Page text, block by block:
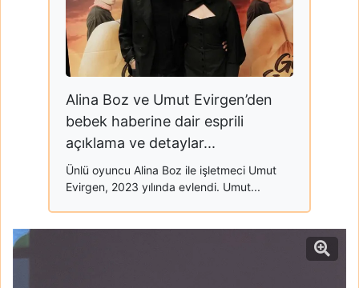
Alina Boz ve Umut Evirgen’den
bebek haberine dair esprili
açıklama ve detaylar...
Ünlü oyuncu Alina Boz ile işletmeci Umut
Evirgen, 2023 yılında evlendi. Umut...